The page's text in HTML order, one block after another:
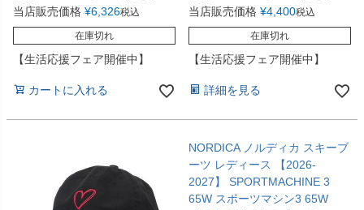
当店販売価格 ¥6,326税込
在庫切れ
【生活応援フェア開催中】
カートに入れる
当店販売価格 ¥4,400税込
在庫切れ
【生活応援フェア開催中】
詳細を見る
NORDICA ノルディカ スキーブ
ーツ レディース 【2026-
2027】 SPORTMACHINE 3
65W スポーツマシン3 65W